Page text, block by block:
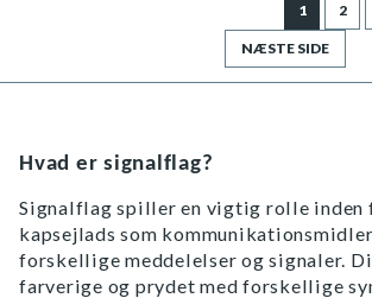
1 2
NÆSTE SIDE
Hvad er signalflag?
Signalflag spiller en vigtig rolle inden
kapsejlads som
forskellige meddelelser og signaler.
farverige og prydet med forskellige